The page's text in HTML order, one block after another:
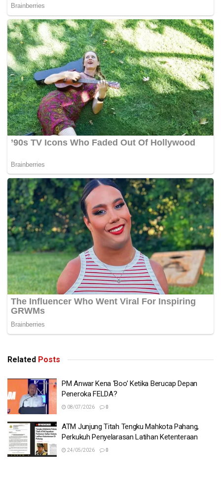
Related Posts
PM Anwar Kena ‘Boo’ Ketika Berucap Depan
Peneroka FELDA?
08/07/2026 0
ATM Junjung Titah Tengku Mahkota Pahang,
Perkukuh Penyelarasan Latihan Ketenteraan
24/05/2026 0